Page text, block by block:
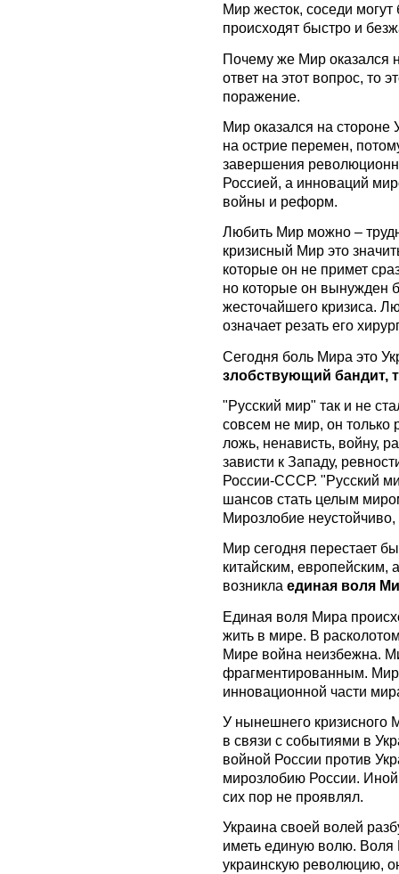
Мир жесток, соседи
происходят быстро и
Почему же Мир оказался
ответ на этот вопрос, то
поражение.
Мир оказался на стороне
на острие перемен,
завершения
Россией, а инноваций
войны и реформ.
Любить Мир можно –
кризисный Мир это
которые он не примет
но которые он вынужден
жесточайшего кризиса.
означает резать его
Сегодня боль Мира это
злобствующий бандит,
"Русский мир" так и не
совсем не мир, он только
ложь, ненависть, войну,
зависти к Западу,
России-СССР. "Русский
шансов стать целым
Мирозлобие
Мир сегодня перестает
китайским, европейским,
возникла единая воля
Единая воля Мира
жить в мире. В
Мире война неизбежна.
фрагментированным.
инновационной части
У нынешнего кризисного
в связи с событиями в
войной России против
мирозлобию России.
сих пор не проявлял.
Украина своей волей
иметь единую волю. Воля
украинскую революцию,